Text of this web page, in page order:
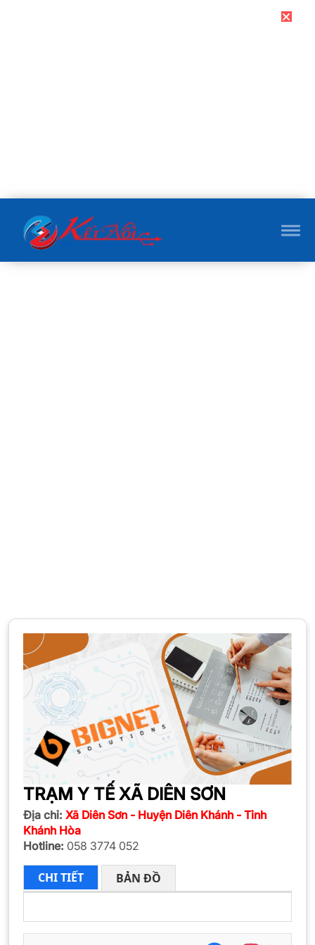
TRẠM Y TẾ XÃ DIÊN SƠN
Địa chỉ: Xã Diên Sơn - Huyện Diên Khánh - Tỉnh
Khánh Hòa
Hotline: 058 3774 052
CHI TIẾT BẢN ĐỒ